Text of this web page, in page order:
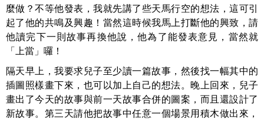
麼做？不等他發表，我就先講了些天馬行空的想法，這可引
起了他的共鳴及興趣！當然這時候我馬上打斷他的興致，請
他讀完下一則故事再換他說，他為了能發表意見，當然就
「上當」囉！
隔天早上，我要求兒子至少讀一篇故事，然後找一幅其中的
插圖照樣畫下來，也可以加上自己的想法。晚上回來，兒子
畫出了今天的故事與前一天故事合併的圖案，而且還設計了
新故事。第三天請他把故事中任意一個場景用積木做出來，